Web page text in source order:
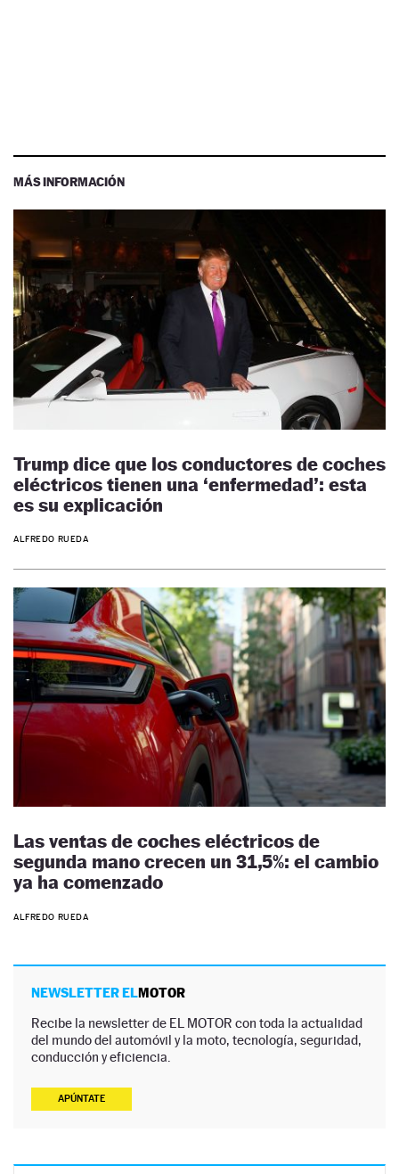
MÁS INFORMACIÓN
Trump dice que los conductores de coches
eléctricos tienen una ‘enfermedad’: esta
es su explicación
ALFREDO RUEDA
Las ventas de coches eléctricos de
segunda mano crecen un 31,5%: el cambio
ya ha comenzado
ALFREDO RUEDA
NEWSLETTER ELMOTOR
Recibe la newsletter de EL MOTOR con toda la actualidad
del mundo del automóvil y la moto, tecnología, seguridad,
conducción y eficiencia.
APÚNTATE